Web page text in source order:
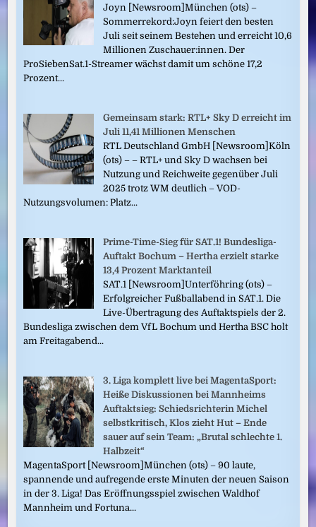
Joyn [Newsroom]München (ots) –
Sommerrekord:Joyn feiert den besten
Juli seit seinem Bestehen und erreicht 10,6
Millionen Zuschauer:innen. Der
ProSiebenSat.1-Streamer wächst damit um schöne 17,2
Prozent...
Gemeinsam stark: RTL+ Sky D erreicht im
Juli 11,41 Millionen Menschen
RTL Deutschland GmbH [Newsroom]Köln
(ots) – – RTL+ und Sky D wachsen bei
Nutzung und Reichweite gegenüber Juli
2025 trotz WM deutlich – VOD-
Nutzungsvolumen: Platz...
Prime-Time-Sieg für SAT.1! Bundesliga-
Auftakt Bochum – Hertha erzielt starke
13,4 Prozent Marktanteil
SAT.1 [Newsroom]Unterföhring (ots) –
Erfolgreicher Fußballabend in SAT.1. Die
Live-Übertragung des Auftaktspiels der 2.
Bundesliga zwischen dem VfL Bochum und Hertha BSC holt
am Freitagabend...
3. Liga komplett live bei MagentaSport:
Heiße Diskussionen bei Mannheims
Auftaktsieg: Schiedsrichterin Michel
selbstkritisch, Klos zieht Hut – Ende
sauer auf sein Team: „Brutal schlechte 1.
Halbzeit“
MagentaSport [Newsroom]München (ots) – 90 laute,
spannende und aufregende erste Minuten der neuen Saison
in der 3. Liga! Das Eröffnungsspiel zwischen Waldhof
Mannheim und Fortuna...